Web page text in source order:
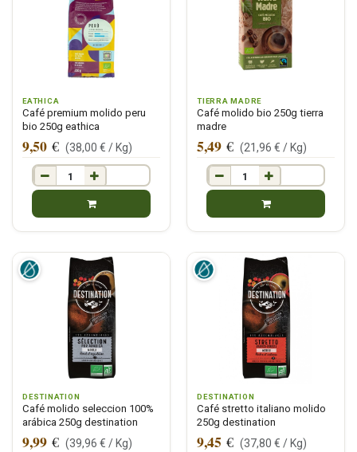
EATHICA
Café premium molido peru
bio 250g eathica
9,50 € (38,00 € / Kg)
TIERRA MADRE
Café molido bio 250g tierra
madre
5,49 € (21,96 € / Kg)
DESTINATION
Café molido seleccion 100%
arábica 250g destination
9,99 € (39,96 € / Kg)
DESTINATION
Café stretto italiano molido
250g destination
9,45 € (37,80 € / Kg)